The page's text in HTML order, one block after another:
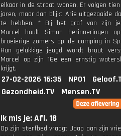
elkaar in de straat wonen. Er volgen tien
jaren, maar dan blijkt Arie uitgezaaide
te hebben. * Bij het graf van zijn
Marcel haalt Simon herinneringen
broeierige zomers op de camping in
Hun gelukkige jeugd wordt bruut
Marcel op zijn 16e een ernstig
krijgt.
27-02-2026 16:35 NPO1
Gezondheid.TV
Mensen.TV
Ik mis je: Afl. 18
Op zijn sterfbed vraagt Jaap aan zijn